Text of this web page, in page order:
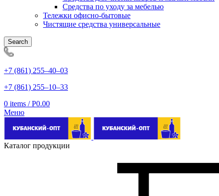
Средства по уходу за мебелью
Тележки офисно-бытовые
Чистящие средства универсальные
Search
+7 (861) 255‒40‒03
+7 (861) 255‒10‒33
0 items / Р0.00
Меню
Каталог продукции